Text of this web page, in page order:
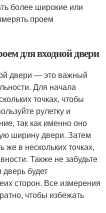
более широкие или
проем
для входной двери
двери — это важный
Для начала
точках, чтобы
рулетку и
так как именно оно
ширину двери. Затем
же в нескольких точках,
Также не забудьте
будет
сторон. Все измерения
чтобы избежать